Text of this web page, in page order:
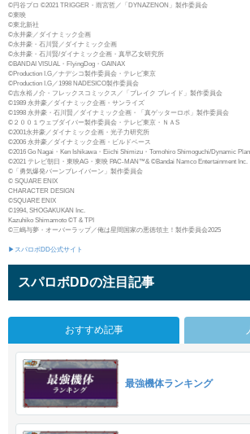
©円谷プロ ©2021 TRIGGER・雨宮哲／「DYNAZENON」製作委員会
©東映
©東北新社
©永井豪／ダイナミック企画
©永井豪・石川賢／ダイナミック企画
©永井豪・石川賢/ダイナミック企画・真早乙女研究所
©BANDAI VISUAL・FlyingDog・GAINAX
©Production I.G／ナデシコ製作委員会・テレビ東京
©Production I.G／1998 NADESICO製作委員会
©吉永裕ノ介・フレックスコミックス／「ブレイク ブレイド」製作委員会
©1989 永井豪／ダイナミック企画・サンライズ
©1998 永井豪・石川賢／ダイナミック企画・「真ゲッターロボ」製作委員会
©２００１ウェブダイバー製作委員会・テレビ東京・ＮＡS
©2001永井豪／ダイナミック企画・光子力研究所
©2006 永井豪／ダイナミック企画・ビルドベース
©2016 Go Nagai・Ken Ishikawa・Eiichi Shimizu・Tomohiro Shimoguchi/Dynamic
©2021 テレビ朝日・東映AG・東映 PAC-MAN™& ©Bandai Namco Entertainment Inc.
©「勇気爆発バーンブレイバーン」製作委員会
© SQUARE ENIX
CHARACTER DESIGN
©SQUARE ENIX
©1994, SHOGAKUKAN Inc.
Kazuhiko Shimamoto ©T & TPI
©三嶋与夢・オーバーラップ／俺は星間国家の悪徳領主！製作委員会2025
▶スパロボDD公式サイト
スパロボDDの注目記事
おすすめ記事
最強機体ランキング